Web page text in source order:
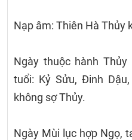
Nạp âm: Thiên Hà Thủy
Ngày thuộc hành
tuổi: Kỷ Sửu, Đinh
không sợ Thủy.
Ngày Mùi lục hợp Ngọ,